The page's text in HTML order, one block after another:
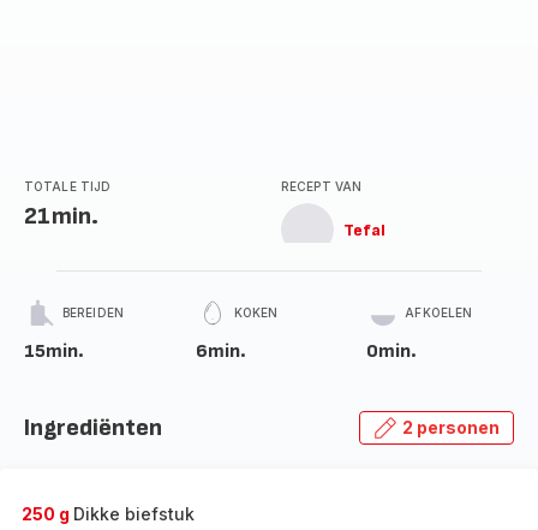
TOTALE TIJD
21min.
RECEPT VAN
Tefal
BEREIDEN
15min.
KOKEN
6min.
AFKOELEN
0min.
Ingrediënten 2 personen
250 g Dikke biefstuk